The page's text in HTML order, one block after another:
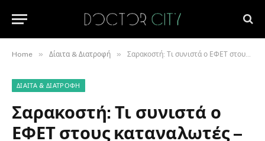
Home » Δίαιτα & Διατροφή » Σαρακοστή: Τι συνιστά ο ΕΦΕΤ στους καταναλωτές – Τι να προσέχετε με τα σαρακοστιανά εδέσματα
ΔΊΑΙΤΑ & ΔΙΑΤΡΟΦΉ
Σαρακοστή: Τι συνιστά ο
ΕΦΕΤ στους καταναλωτές –